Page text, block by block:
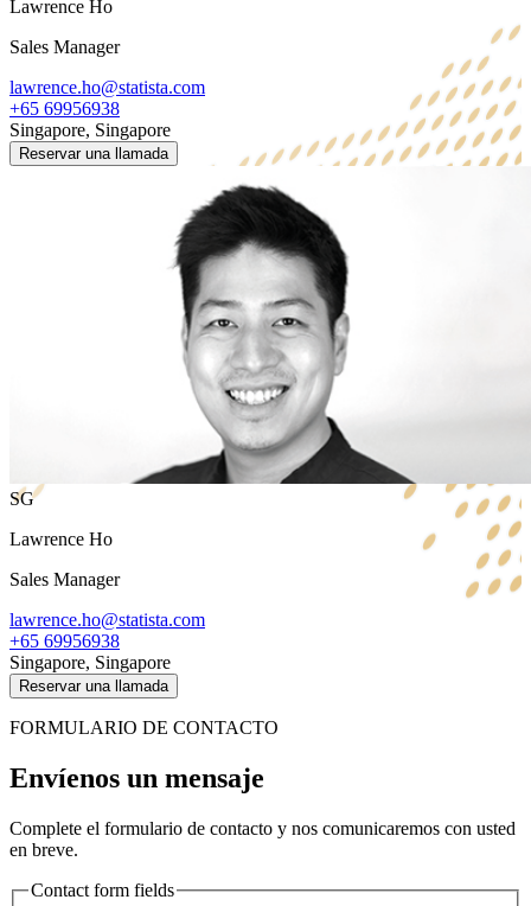
Lawrence Ho
Sales Manager
lawrence.ho@statista.com
+65 69956938
Singapore, Singapore
Reservar una llamada
SG
Lawrence Ho
Sales Manager
lawrence.ho@statista.com
+65 69956938
Singapore, Singapore
Reservar una llamada
FORMULARIO DE CONTACTO
Envíenos un mensaje
Complete el formulario de contacto y nos comunicaremos con usted
en breve.
Contact form fields